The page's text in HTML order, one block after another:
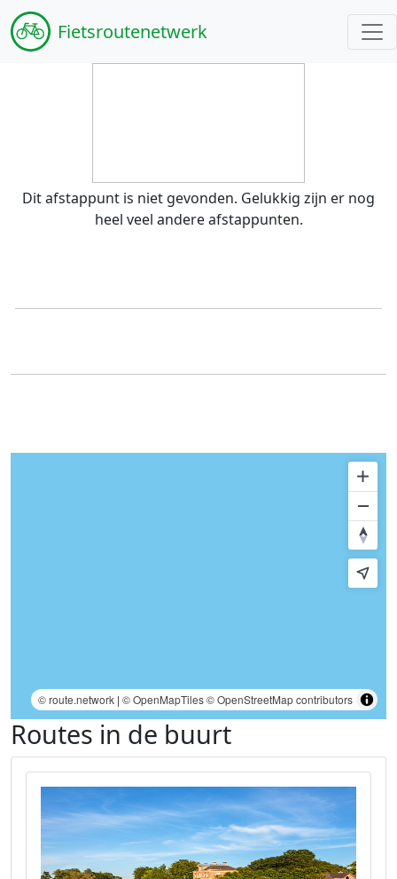
Fietsroutenetwerk
Dit afstappunt is niet gevonden. Gelukkig zijn er nog
heel veel andere afstappunten.
© route.network | © OpenMapTiles© OpenStreetMap contributors
Routes in de buurt